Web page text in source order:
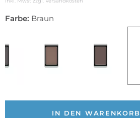
Farbe: Braun
IN DEN WARENKORB